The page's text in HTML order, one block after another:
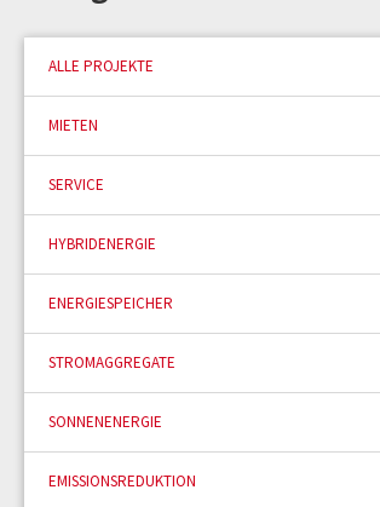
ALLE PROJEKTE
MIETEN
SERVICE
HYBRIDENERGIE
ENERGIESPEICHER
STROMAGGREGATE
SONNENENERGIE
EMISSIONSREDUKTION